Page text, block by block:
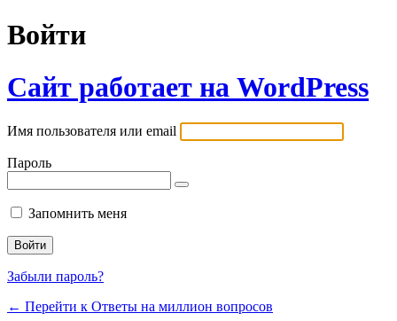
Войти
Сайт работает на WordPress
Имя пользователя или email
Пароль
Запомнить меня
Забыли пароль?
← Перейти к Ответы на миллион вопросов